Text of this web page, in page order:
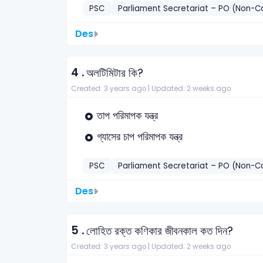
PSC Parliament Secretariat – PO (Non-
Des
4 .অলটিমিটার কি?
Created: 3 years ago | Updated: 2 weeks ago
তাপ পরিমাপক যন্ত্র
গ্যাসের চাপ পরিমাপক যন্ত্র
PSC Parliament Secretariat – PO (Non-
Des
5 .লোহিত রক্ত কণিকার জীবনকাল কত দিন?
Created: 3 years ago | Updated: 2 weeks ago